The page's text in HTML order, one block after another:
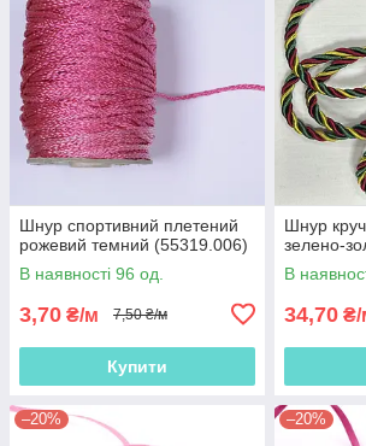
Шнур спортивний плетений
рожевий темний (55319.006)
В наявності 96 од.
3,70 ₴/м 7,50 ₴/м
Купити
Шнур
зелено-
В
34,70 ₴/
–20% –20%